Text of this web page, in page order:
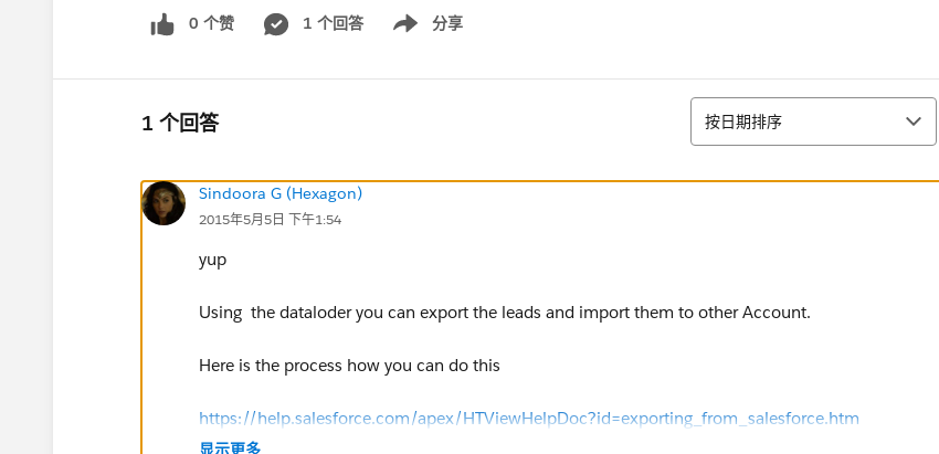
0 个赞 1 个回答 分享
Show menu
1 个回答 排序
按日期排序
Sindoora G (Hexagon)
2015年5月5日 下午1:54
yup
Using the dataloder you can export the leads and import them to other Account.
Here is the process how you can do this
https://help.salesforce.com/apex/HTViewHelpDoc?id=exporting_from_salesforce.htm
显示更多